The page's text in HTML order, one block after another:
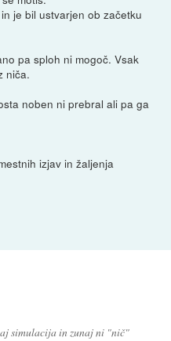
je bil ustvarjen ob začetku
pa sploh ni mogoč. Vsak
niča.
noben ni prebral ali pa ga
izjav in žaljenja
simulacija in zunaj ni "nič"